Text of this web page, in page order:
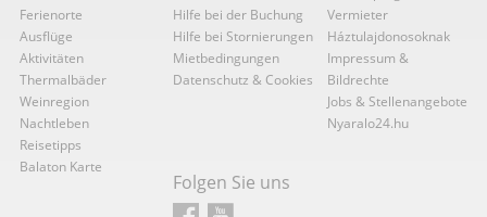
Ferienorte
Ausflüge
Aktivitäten
Thermalbäder
Weinregion
Nachtleben
Reisetipps
Balaton Karte
Hilfe bei der Buchung
Hilfe bei Stornierungen
Mietbedingungen
Datenschutz & Cookies
Vermieter
Háztulajdonosoknak
Impressum &
Bildrechte
Jobs & Stellenangebote
Nyaralo24.hu
Folgen Sie uns